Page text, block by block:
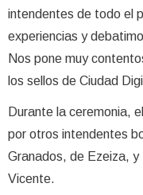
intendentes de todo el
experiencias y
Nos pone muy
los sellos de Ciudad
Durante la ceremonia,
por otros intendentes
Granados, de Ezeiza,
Vicente.